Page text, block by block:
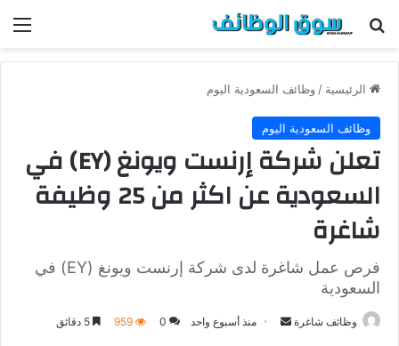
بحث عن
الرئيسية /وظائف السعودية اليوم
وظائف السعودية اليوم
تعلن شركة إرنست ويونغ (EY) في
السعودية عن اكثر من 25 وظيفة
شاغرة
فرص عمل شاغرة لدى شركة إرنست ويونغ (EY) في
السعودية
وظائف شاغرة منذ أسبوع واحد 0
959